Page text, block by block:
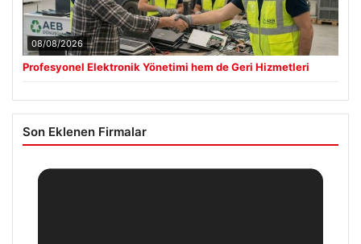
08/08/2026
Profesyonel Elektronik Yönetimi hem de Geri Hizmetleri
Son Eklenen Firmalar